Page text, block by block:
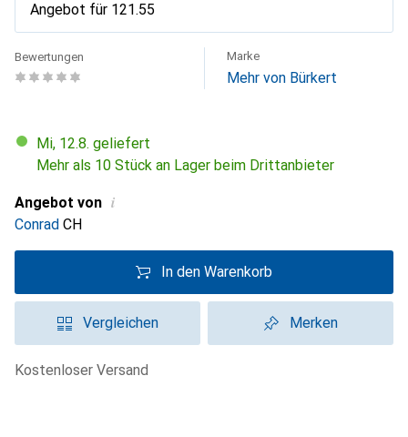
Angebot für CHF
121.55
Bewertungen Marke
Mehr von Bürkert
Mi, 12.8. geliefert
Mehr als 10 Stück an Lager beim Drittanbieter
Angebot von i
Conrad CH
In den Warenkorb
Vergleichen Merken
kostenloser Versand